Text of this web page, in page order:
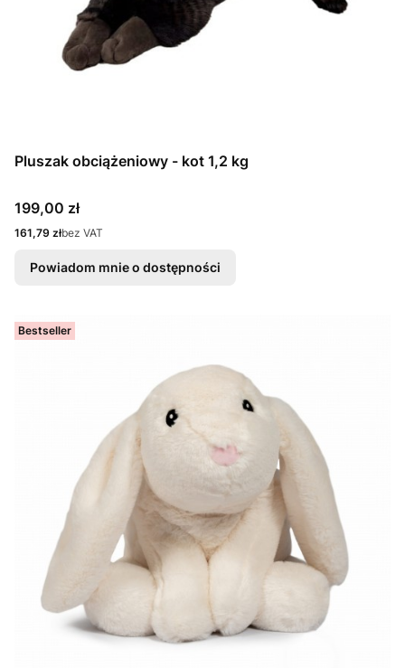
Pluszak obciążeniowy - kot 1,2 kg
Cena
199,00 zł
Cena
161,79 złbez VAT
Powiadom mnie o dostępności
Bestseller